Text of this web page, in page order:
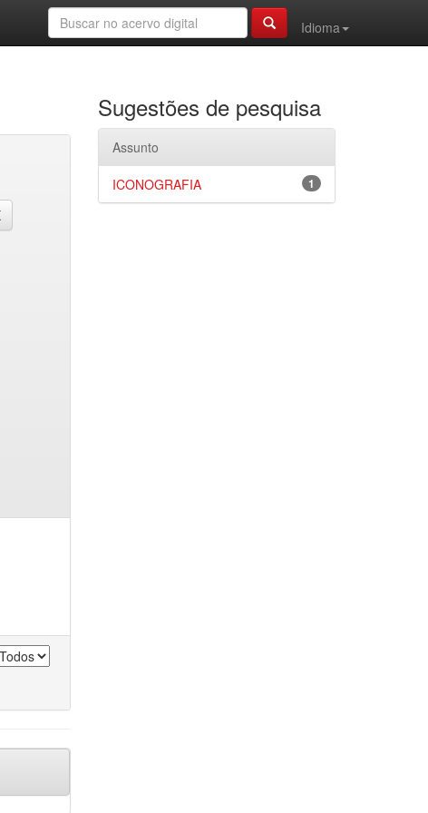
Idioma
Sugestões de pesquisa
Assunto
1
ICONOGRAFIA